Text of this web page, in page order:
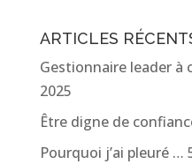
ARTICLES
Gestionnaire leader à
2025
Être digne de
Pourquoi j’ai pleuré …